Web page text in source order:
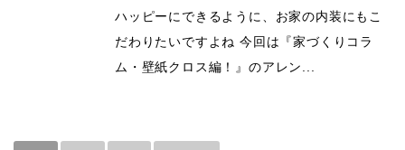
ハッピーにできるように、お家の内装にもこ
だわりたいですよね 今回は『家づくりコラ
ム・壁紙クロス編！』のアレン...